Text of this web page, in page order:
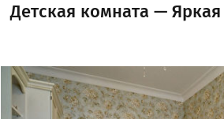
Детская комната —